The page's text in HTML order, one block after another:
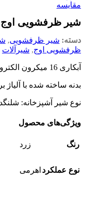
مقایسه
شیر ظرفشویی
دسته: شیر ظرفشویی,
ظرفشویی اوج, شیرآلات
آبکاری 16 میکرون الکترو استاتیک
بدنه ساخته شده با آلیاژ
نوع شیر آشپزخانه:
ویژگی‌های محصول
رنگ زرد
نوع عملکرد اهرمی